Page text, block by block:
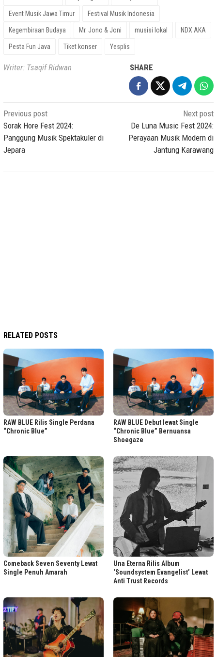
Event Musik Jawa Timur Festival Musik Indonesia
Kegembiraan Budaya Mr. Jono & Joni musisi lokal NDX AKA
Pesta Fun Java Tiket konser Yesplis
Writer: Tsaqif Ridwan SHARE
Post
navigation
Previous post
Sorak Hore Fest 2024:
Panggung Musik Spektakuler di
Jepara
Next post
De Luna Music Fest 2024:
Perayaan Musik Modern di
Jantung Karawang
RELATED POSTS
RAW BLUE Rilis Single Perdana
“Chronic Blue”
RAW BLUE Debut lewat Single
“Chronic Blue” Bernuansa
Shoegaze
Comeback Seven Seventy Lewat
Single Penuh Amarah
Una Eterna Rilis Album
‘Soundsystem Evangelist’ Lewat
Anti Trust Records